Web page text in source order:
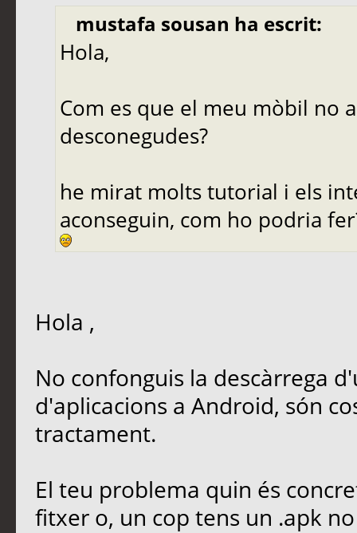
mustafa sousan ha escrit:
Hola,
Com es que el meu mòbil no
desconegudes?
he mirat molts tutorial i els
aconseguin, com ho podria
Hola ,
No confonguis la descàrrega
d'aplicacions a Android, són
tractament.
El teu problema quin és
fitxer o, un cop tens un .apk